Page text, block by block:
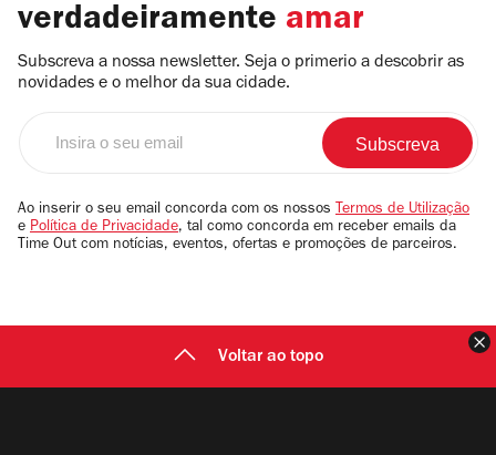
verdadeiramente amar
Subscreva a nossa newsletter. Seja o primerio a descobrir as
novidades e o melhor da sua cidade.
email
Ao inserir o seu email concorda com os nossos Termos de Utilização
e Política de Privacidade, tal como concorda em receber emails da
Time Out com notícias, eventos, ofertas e promoções de parceiros.
Voltar ao topo